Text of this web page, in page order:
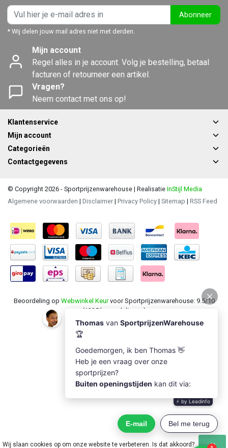
Abonneer
* Wij delen jouw mail adres niet met derden.
Mijn account
Regel alles in je account. Volg je bestelling, betaal
facturen of retourneer een artikel.
Vragen?
Neem contact met ons op!
Klantenservice
Mijn account
Categorieën
Contactgegevens
© Copyright 2026 - Sportprijzenwarehouse | Realisatie InStijl Media
Algemene voorwaarden | Disclaimer | Privacy Policy | Sitemap | RSS Feed
Beoordeling op Webwinkel Keurvoor Sportprijzenwarehouse: 9.5/10
(1235 beoordelingen)
Wij slaan cookies op om onze website te verbeteren. Is dat akkoord? Ja